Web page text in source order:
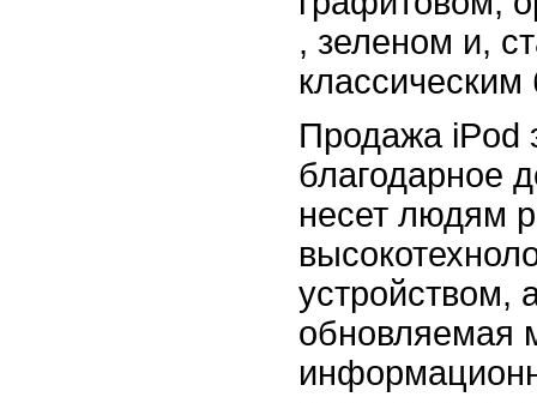
, зеленом и,
Продажа iPod
благодарное
несет людям
устройством,
обновляемая